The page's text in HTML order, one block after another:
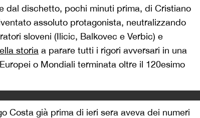
dal dischetto, pochi minuti prima, di Cristiano
assoluto protagonista, neutralizzando
sloveni (Ilicic, Balkovec e Verbic) e
storia a parare tutti i rigori avversari in una
o Mondiali terminata oltre il 120esimo
Costa già prima di ieri sera aveva dei numeri